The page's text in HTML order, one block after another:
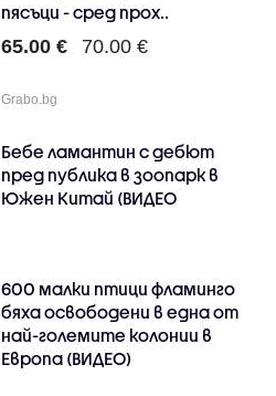
пясъци - сред прох..
65.00 € 70.00 €
Grabo.bg
Бебе ламантин с дебют
пред публика в зоопарк в
Южен Китай (ВИДЕО
600 малки птици фламинго
бяха освободени в една от
най-големите колонии в
Европа (ВИДЕО)